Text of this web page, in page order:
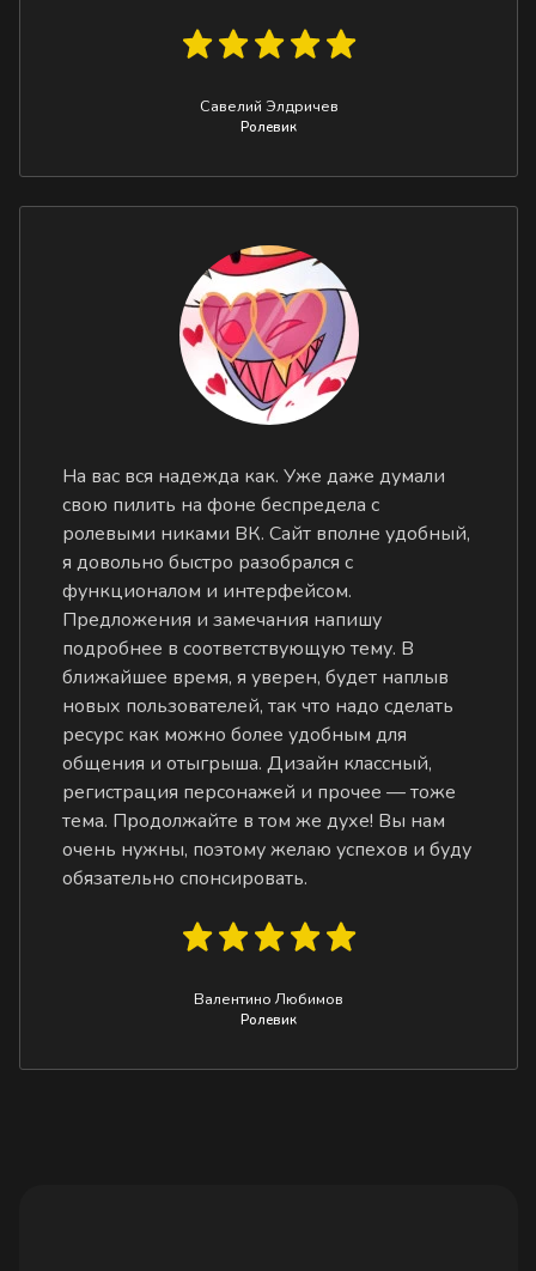
Савелий Элдричев
Ролевик
На вас вся надежда как. Уже даже думали
свою пилить на фоне беспредела с
ролевыми никами ВК. Сайт вполне удобный,
я довольно быстро разобрался с
функционалом и интерфейсом.
Предложения и замечания напишу
подробнее в соответствующую тему. В
ближайшее время, я уверен, будет наплыв
новых пользователей, так что надо сделать
ресурс как можно более удобным для
общения и отыгрыша. Дизайн классный,
регистрация персонажей и прочее — тоже
тема. Продолжайте в том же духе! Вы нам
очень нужны, поэтому желаю успехов и буду
обязательно спонсировать.
Валентино Любимов
Ролевик